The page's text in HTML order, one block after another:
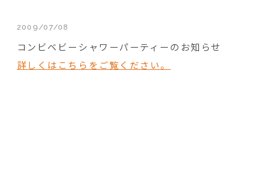
2009/07/08
コンビベビーシャワーパーティーのお知らせ
詳しくはこちらをご覧ください。